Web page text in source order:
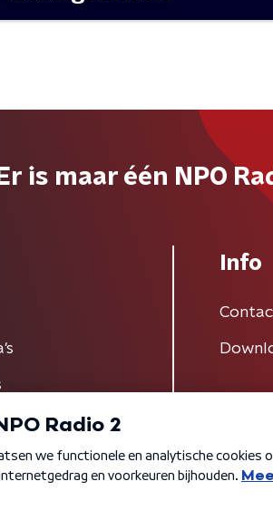
Er is maar één NPO
Info
Privacybeleid